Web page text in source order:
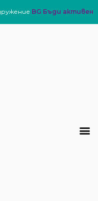
BG Бъди активен